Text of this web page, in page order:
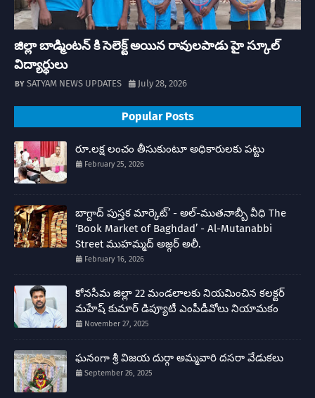
జిల్లా బాడ్మింటన్ కి సెలెక్ట్ అయిన రావులపాడు హై స్కూల్
విద్యార్ధులు
SATYAM NEWS UPDATES July 28, 2026
Popular Posts
రూ.లక్ష లంచం తీసుకుంటూ అధికారులకు పట్టు
February 25, 2026
బాగ్దాద్ పుస్తక మార్కెట్’ - అల్-ముతనాబ్బీ వీధి The
‘Book Market of Baghdad’ - Al-Mutanabbi
Street ముహమ్మద్ అజ్గర్ అలీ.
February 16, 2026
కోనసీమ జిల్లా 22 మండలాలకు నియమించిన కలక్టర్
మహేష్ కుమార్ డిప్యూటీ ఎంపీడీవోలు నియామకం
November 27, 2025
ఘనంగా శ్రీ విజయ దుర్గా అమ్మవారి దసరా వేడుకలు
September 26, 2025